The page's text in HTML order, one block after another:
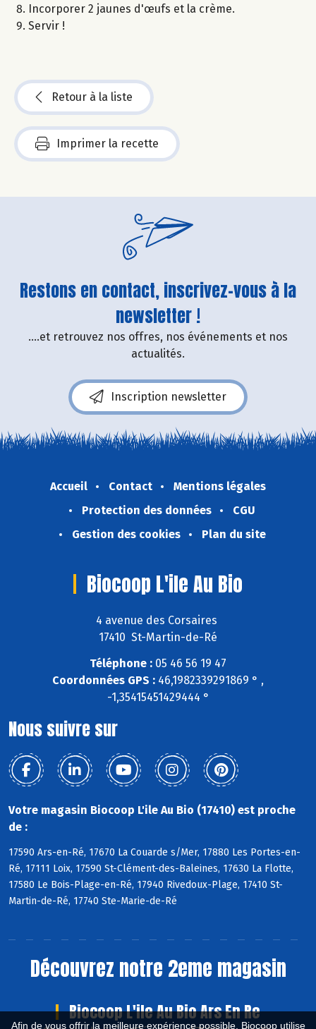
Afin de vous offrir la meilleure expérience possible, Biocoop utilise
Incorporer 2 jaunes d'œufs et la crème.
Servir !
Retour à la liste
Imprimer la recette
Restons en contact, inscrivez-vous à la
newsletter !
....et retrouvez nos offres, nos événements et nos
actualités.
Inscription newsletter
Accueil Contact
Mentions légales
Protection des données
CGU
Gestion des cookies
Plan du site
Biocoop L'ile Au Bio
4 avenue des Corsaires
17410 St-Martin-de-Ré
Téléphone : 05 46 56 19 47
Coordonnées GPS : 46,1982339291869 ° ,
-1,35415451429444 °
Nous suivre sur
Votre magasin Biocoop L'ile Au Bio (17410) est proche
de :
17590 Ars-en-Ré, 17670 La Couarde s/Mer, 17880 Les Portes-en-
Ré, 17111 Loix, 17590 St-Clément-des-Baleines, 17630 La Flotte,
17580 Le Bois-Plage-en-Ré, 17940 Rivedoux-Plage, 17410 St-
Martin-de-Ré, 17740 Ste-Marie-de-Ré
Découvrez notre 2eme magasin
Biocoop L'ile Au Bio Ars En Re